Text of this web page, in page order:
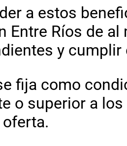
a estos
Entre Ríos de
y
fija como
o superior a